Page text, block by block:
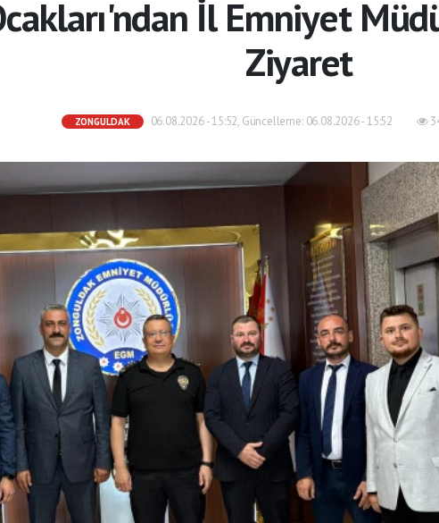
İl Emniyet
Ziyaret
ZONGULDAK 06.08.2026 - 15:52, Güncelleme: 06.08.2026 - 15:52